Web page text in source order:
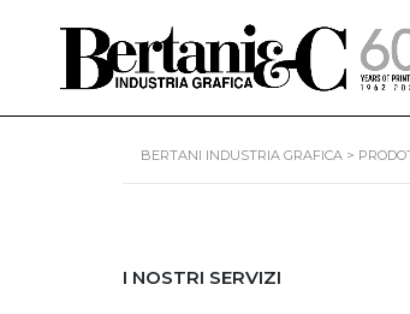
BERTANI INDUSTRIA GRAFICA >
I NOSTRI SERVIZI